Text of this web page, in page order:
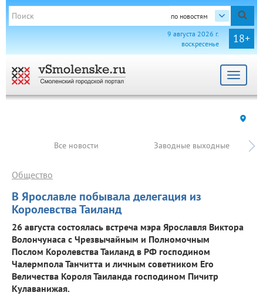
по новостям
18+
9 августа 2026 г.
воскресенье
Toggle
Все новости Заводные выходные
В Ярославле побывала делегация из
Королевства Таиланд
Общество
26 августа состоялась встреча мэра Ярославля Виктора
Волончунаса с Чрезвычайным и Полномочным
Послом Королевства Таиланд в РФ господином
Чалермпола Танчитта и личным советником Его
Величества Короля Таиланда господином Пичитр
Кулаванижая.